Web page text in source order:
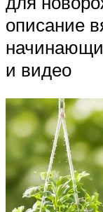
описание
и видео